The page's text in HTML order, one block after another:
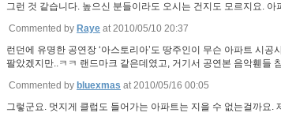
그런 것 같습니다. 높으신 분들이라도 오시는 건지도 모르지요.
Commented by Raye at 2010/05/10 20:37
런던에 유명한 공연장 ‘아스토리아’도 땅주인이 무슨 아파트 시
팔았겠지만..ㅋㅋ 랜드마크 같은데였고, 거기서 공연본 음악휀들
Commented by bluexmas at 2010/05/16 00:05
그렇군요. 멋지게 클럽도 들어가는 아파트는 지을 수 없는걸까요.